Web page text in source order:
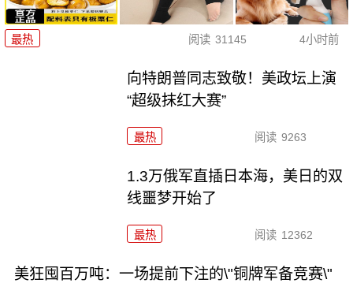
最热 阅读 31145 4小时前
向特朗普同志致敬！美政坛上演
“超级抹红大赛”
最热 阅读 9263
1.3万俄军直插日本海，美日的双
线噩梦开始了
最热 阅读 12362
美狂囤百万吨：一场提前下注的\"铜牌军备竞赛\"